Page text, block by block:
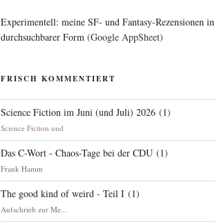
Experimentell: meine SF- und Fantasy-Rezensionen in
durchsuchbarer Form (Google AppSheet)
FRISCH KOMMENTIERT
Science Fiction im Juni (und Juli) 2026 (1)
Science Fiction und
Das C-Wort - Chaos-Tage bei der CDU (1)
Frank Hamm
The good kind of weird - Teil I (1)
Aufschrieb zur Me...